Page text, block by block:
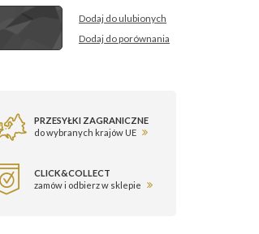
Dodaj do ulubionych
Dodaj do porównania
PRZESYŁKI ZAGRANICZNE
do wybranych krajów UE
CLICK&COLLECT
zamów i odbierz w sklepie